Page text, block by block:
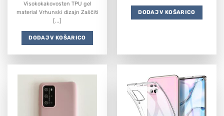
Visokokakovosten TPU gel
material Vrhunski dizajn Zaščiti
[...]
DODAJ V KOŠARICO
DODAJ V KOŠARICO